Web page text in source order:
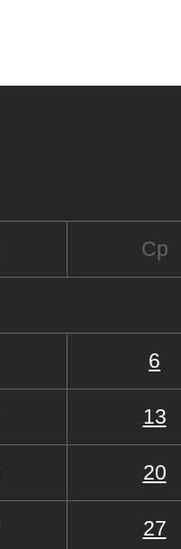
Ср
6
13
20
27